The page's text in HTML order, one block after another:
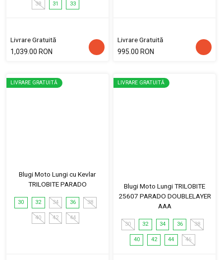
38 31 33
Livrare Gratuită
1,039.00 RON
Livrare Gratuită
995.00 RON
LIVRARE GRATUITĂ
Blugi Moto Lungi cu Kevlar
TRILOBITE PARADO
30 32 34 36 38
40 42 44
LIVRARE GRATUITĂ
Blugi Moto Lungi TRILOBITE
25607 PARADO DOUBLELAYER
AAA
30 32 34 36 38
40 42 44 46